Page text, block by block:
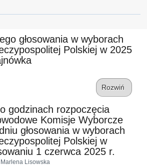
głosowania w wyborach
Polskiej w 2025
Rozwiń
godzinach rozpoczęcia
Komisje Wyborcze
głosowania w wyborach
Polskiej w
1 czerwca 2025 r.
Marlena Lisowska